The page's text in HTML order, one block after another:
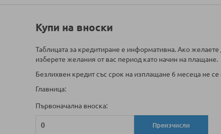
Купи на вноски
Таблицата за кредитиране е информативна. Ако
изберете желания от вас период като начин на плащане.
Безлихвен кредит със срок на изплащане 6 месеца не
Главница:
Първоначална вноска:
Преизчисли